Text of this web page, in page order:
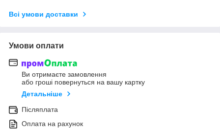
Всі умови доставки
Умови оплати
Ви отримаєте замовлення
або гроші повернуться на вашу картку
Детальніше
Післяплата
Оплата на рахунок